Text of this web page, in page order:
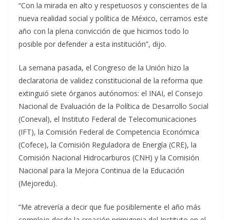
“Con la mirada en alto y respetuosos y conscientes de la
nueva realidad social y política de México, cerramos este
año con la plena convicción de que hicimos todo lo
posible por defender a esta institución”, dijo.
La semana pasada, el Congreso de la Unión hizo la
declaratoria de validez constitucional de la reforma que
extinguió siete órganos autónomos: el INAI, el Consejo
Nacional de Evaluación de la Política de Desarrollo Social
(Coneval), el Instituto Federal de Telecomunicaciones
(IFT), la Comisión Federal de Competencia Económica
(Cofece), la Comisión Reguladora de Energía (CRE), la
Comisión Nacional Hidrocarburos (CNH) y la Comisión
Nacional para la Mejora Continua de la Educación
(Mejoredu).
“Me atrevería a decir que fue posiblemente el año más